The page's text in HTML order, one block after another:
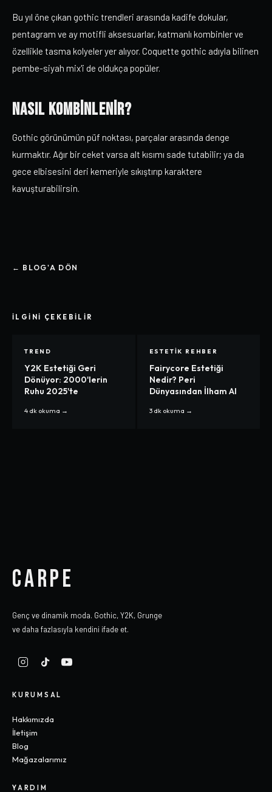
Bu yıl öne çıkan gothic trendleri arasında kadife dokular,
pentagram ve ay motifli aksesuarlar, katmanlı kombinler ve
özellikle tasma kolyeler yer alıyor. Coquette gothic adıyla bilinen
pembe-siyah mix'i de oldukça popüler.
Nasıl Kombinlenir?
Gothic görünümün püf noktası, parçalar arasında denge
kurmaktır. Ağır bir ceket varsa alt kısımı sade tutabilir; ya da
gece elbisesini deri kemeriyle sıkıştırıp karaktere
kavuşturabilirsin.
← BLOG'A DÖN
İLGINI ÇEKEBILIR
TREND
Y2K Estetiği Geri
Dönüyor: 2000'lerin
Ruhu 2025'te
4 dk okuma →
ESTETIK REHBER
Fairycore Estetiği
Nedir? Peri
Dünyasından İlham Al
3 dkokuma →
CARPE
Genç ve dinamik moda. Gothic, Y2K, Grunge
ve daha fazlasıyla kendini ifade et.
KURUMSAL
Hakkımızda
İletişim
Blog
Mağazalarımız
YARDIM